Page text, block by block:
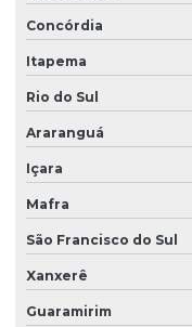
Projeto estrutural de
Projeto estrutural de
Projeto estrutural em
Projeto estrutural em
Projeto estrutural
Projeto estrutural de
Projeto estrutural para
Concórdia
Itapema
Rio do Sul
Araranguá
Içara
Mafra
São Francisco do Sul
Xanxerê
Guaramirim